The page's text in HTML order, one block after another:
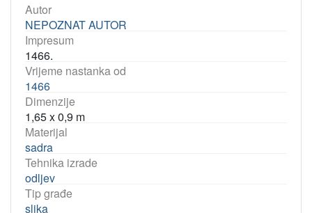
Autor
NEPOZNAT AUTOR
Impresum
1466.
Vrijeme nastanka od
1466
Dimenzije
1,65 x 0,9 m
Materijal
sadra
Tehnika izrade
odljev
Tip građe
slika